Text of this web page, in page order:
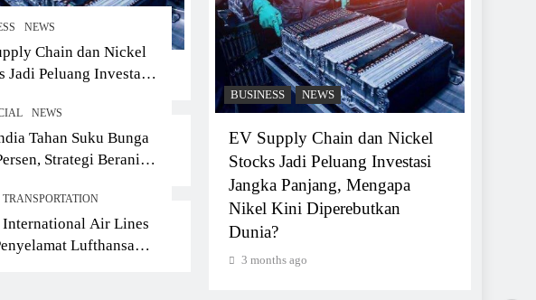
NEWS
Chain dan Nickel
Jadi Peluang Investasi
Diperebutkan
NEWS
Tahan Suku Bunga
Strategi Berani
Ancaman Inflasi
TRANSPORTATION
International Air Lines
Lufthansa
to Buy Stocks Saat Stock
Volatility Tinggi?
Diabaikan Investor
BUSINESS NEWS
EV Supply Chain dan Nickel
Stocks Jadi Peluang Investasi
Jangka Panjang, Mengapa
Nikel Kini Diperebutkan
Dunia?
3 months ago